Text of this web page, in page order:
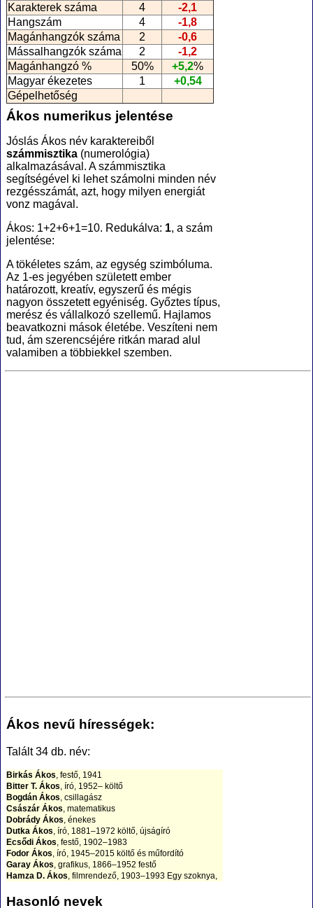
Karakterek száma
4
-2,1
Hangszám
4
-1,8
Magánhangzók száma
2
-0,6
Mássalhangzók száma
2
-1,2
Magánhangzó %
50% +5,2%
Magyar ékezetes
1
+0,54
Gépelhetőség
Ákos numerikus jelentése
Jóslás Ákos név karaktereiből
számmisztika (numerológia)
alkalmazásával. A számmisztika
segítségével ki lehet számolni minden név
rezgésszámát, azt, hogy milyen energiát
vonz magával.
Ákos: 1+2+6+1=10. Redukálva: 1, a szám
jelentése:
A tökéletes szám, az egység szimbóluma.
Az 1-es jegyében született ember
határozott, kreatív, egyszerű és mégis
nagyon összetett egyéniség. Győztes típus,
merész és vállalkozó szellemű. Hajlamos
beavatkozni mások életébe. Veszíteni nem
tud, ám szerencséjére ritkán marad alul
valamiben a többiekkel szemben.
Ákos nevű hírességek:
Talált 34 db. név:
Birkás Ákos , festő, 1941
Bitter T. Ákos , író, 1952– költő
Bogdán Ákos , csillagász
Császár Ákos , matematikus
Dobrády Ákos , énekes
Dutka Ákos , író, 1881–1972 költő, újságíró
Ecsődi Ákos , festő, 1902–1983
Fodor Ákos , író, 1945–2015 költő és műfordító
Garay Ákos , grafikus, 1866–1952 festő
Hamza D. Ákos , filmrendező, 1903–1993 Egy szoknya,
Hazslinszky Frigyes Ákos
Hasonló nevek